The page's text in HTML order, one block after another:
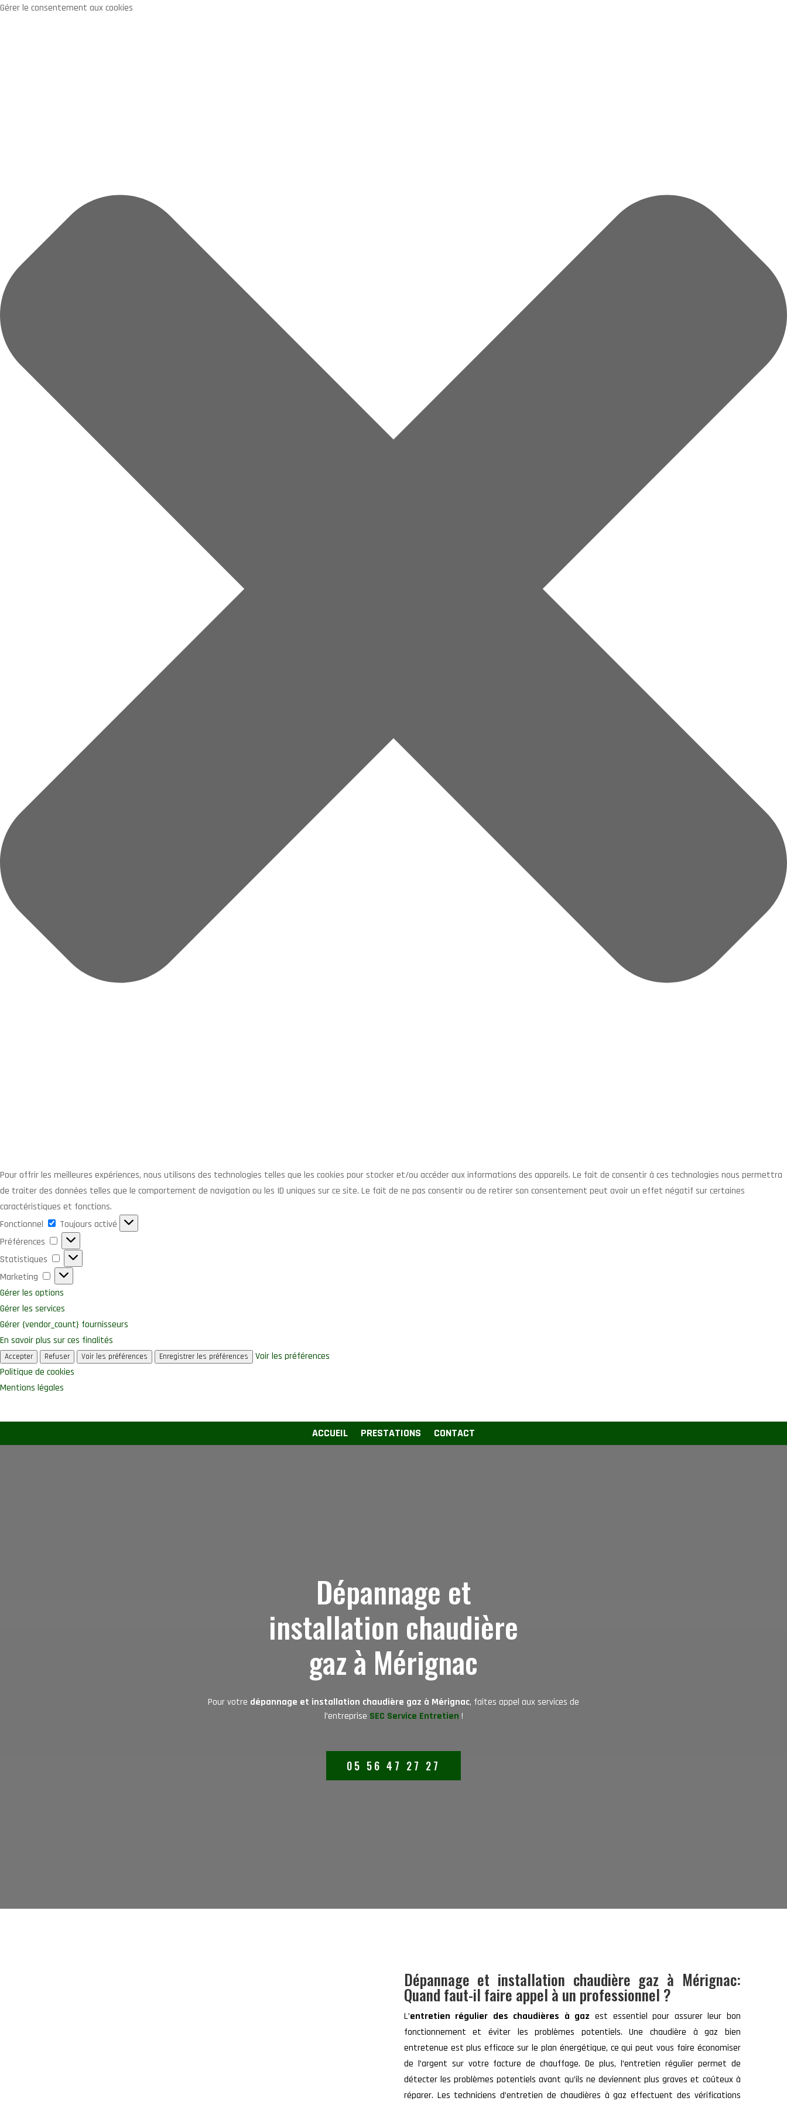
Gérer le consentement aux cookies
Pour offrir les meilleures expériences, nous utilisons des technologies telles que les cookies pour stocker et/ou accéder aux informations des appareils. Le fait de consentir à ces technologies nous permettra
de traiter des données telles que le comportement de navigation ou les ID uniques sur ce site. Le fait de ne pas consentir ou de retirer son consentement peut avoir un effet négatif sur certaines
caractéristiques et fonctions.
Fonctionnel
Fonctionnel
Toujours activé
Préférences
Préférences
Statistiques
Statistiques
Marketing
Marketing
Gérer les options
Gérer les services
Gérer {vendor_count} fournisseurs
En savoir plus sur ces finalités
Accepter Refuser Voir les préférences Enregistrer les préférences
Voir les préférences
Politique de cookies
Mentions légales
ACCUEIL PRESTATIONS CONTACT
Dépannage et
installation chaudière
gaz à Mérignac
Pour votre dépannage et installation chaudière gaz à Mérignac, faites appel aux services de
l’entreprise SEC Service Entretien !
05 56 47 27 27
Dépannage et installation chaudière gaz à Mérignac:
Quand faut-il faire appel à un professionnel ?
L’entretien régulier des chaudières à gaz est essentiel pour assurer leur bon
fonctionnement et éviter les problèmes potentiels. Une chaudière à gaz bien
entretenue est plus efficace sur le plan énergétique, ce qui peut vous faire économiser
de l’argent sur votre facture de chauffage. De plus, l’entretien régulier permet de
détecter les problèmes potentiels avant qu’ils ne deviennent plus graves et coûteux à
réparer. Les techniciens d’entretien de chaudières à gaz effectuent des vérifications